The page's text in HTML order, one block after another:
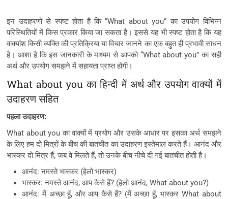
इन उदाहरणों से स्पष्ट होता है कि “What about you” का उपयोग विभिन्न
परिस्थितियों में किस प्रकार किया जा सकता है। इससे यह भी स्पष्ट होता है कि यह
वाक्यांश किसी व्यक्ति की प्रतिक्रिया या विचार जानने का एक बहुत ही प्रभावी साधन
है। आशा है कि इस जानकारी के माध्यम से आपको “What about you” का सही
अर्थ और उपयोग समझने में सहायता प्राप्त होगी।
What about you का हिन्दी में अर्थ और उपयोग वाक्यों में
उदाहरण सहित
पहला उदाहरण:
What about you का वाक्यों में प्रयोग और उसके आधार पर इसका अर्थ समझने
के लिए हम दो मित्रों के बीच की बातचीत का उदाहरण इस्तेमाल करते हैं। आनंद और
भास्कर दो मित्र हैं, जब वे मिलते हैं, तो उनके बीच नीचे दी गई बातचीत होती है।
आनंद: नमस्ते भास्कर (हेलो भास्कर)
भास्कर: नमस्ते आनंद, आप कैसे हैं? (हेलो आनंद, What about you?)
आनंद: मैं अच्छा हूँ, और आप कैसे हैं? (मैं अच्छा हूँ, भास्कर What about